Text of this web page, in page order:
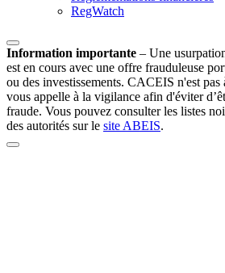
RegWatch
Information importante – Une
est en cours avec une offre frauduleuse
ou des investissements. CACEIS n'est
vous appelle à la vigilance afin d'éviter
fraude. Vous pouvez consulter les listes
des autorités sur le site ABEIS.